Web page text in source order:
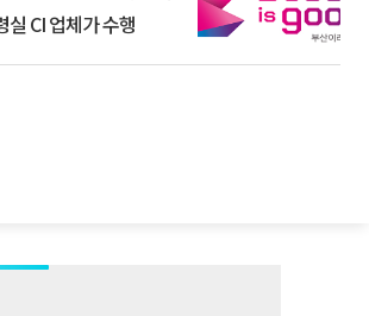
CI 업체가 수행